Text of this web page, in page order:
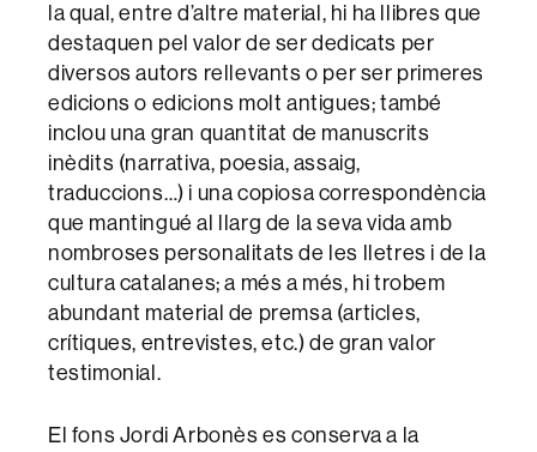
la qual, entre d’altre material, hi ha llibres que
destaquen pel valor de ser dedicats per
diversos autors rellevants o per ser primeres
edicions o edicions molt antigues; també
inclou una gran quantitat de manuscrits
inèdits (narrativa, poesia, assaig,
traduccions…) i una copiosa correspondència
que mantingué al llarg de la seva vida amb
nombroses personalitats de les lletres i de la
cultura catalanes; a més a més, hi trobem
abundant material de premsa (articles,
crítiques, entrevistes, etc.) de gran valor
testimonial.
El fons Jordi Arbonès es conserva a la